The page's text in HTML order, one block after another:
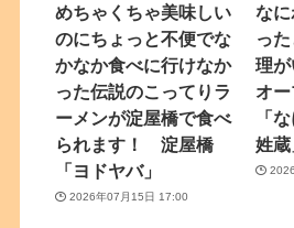
めちゃくちゃ美味しい
のにちょっと不便でな
かなか食べに行けなか
った伝説のこってりラ
ーメンが淀屋橋で食べ
られます！ 淀屋橋
「ヨドヤバ」
2026年07月15日 17:00
な
っ
理
オ
「
姓蔵